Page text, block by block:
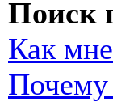
Поиск
Как
Почему